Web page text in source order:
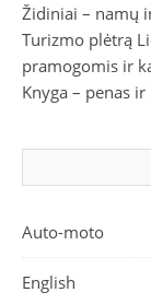
Židiniai – namų
Turizmo plėtrą
pramogomis ir
Knyga – penas
Auto-moto
English